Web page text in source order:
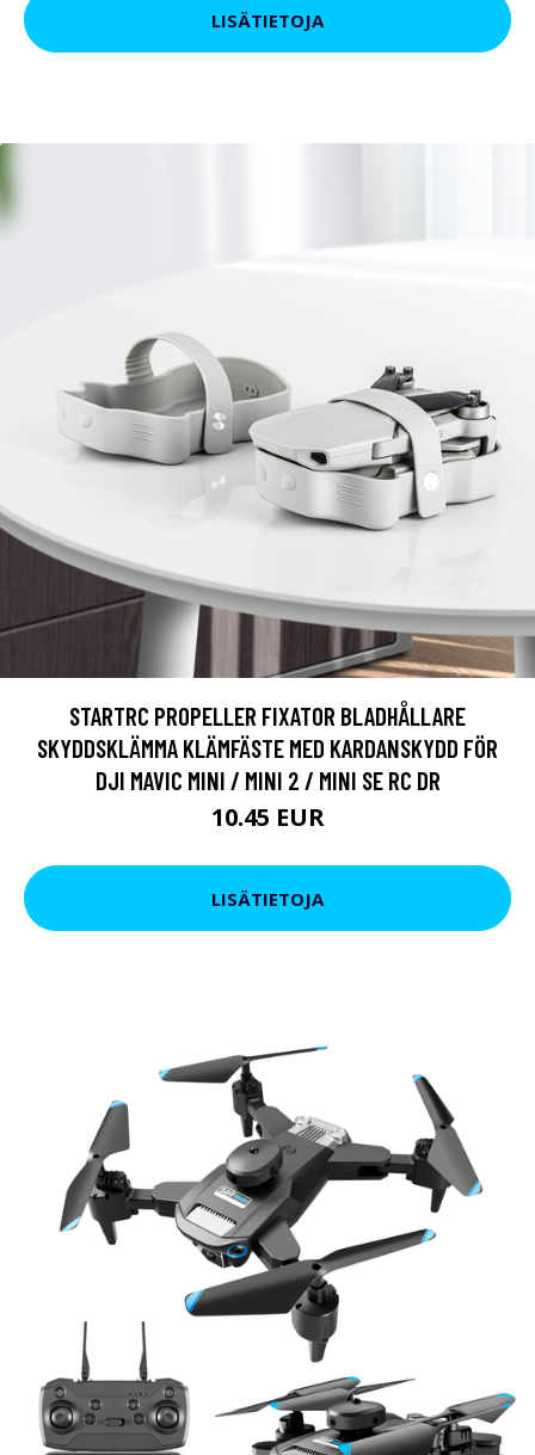
LISÄTIETOJA
STARTRC PROPELLER FIXATOR BLADHÅLLARE
SKYDDSKLÄMMA KLÄMFÄSTE MED KARDANSKYDD FÖR
DJI MAVIC MINI / MINI 2 / MINI SE RC DR
10.45 EUR
LISÄTIETOJA